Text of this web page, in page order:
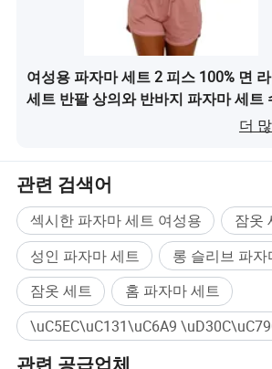
여성용 파자마 세트 2 피스 100% 면
세트 반팔 상의와 반바지 파자마 세트
더
관련 검색어
섹시한 파자마 세트 여성용
잠옷
성인 파자마 세트
롱 슬리브 파자
잠옷 세트
홈 파자마 세트
관련 공급업체